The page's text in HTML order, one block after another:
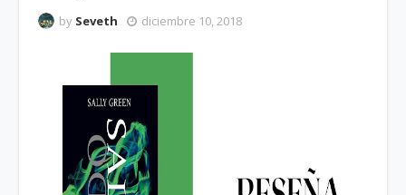
by Seveth diciembre 10, 2018